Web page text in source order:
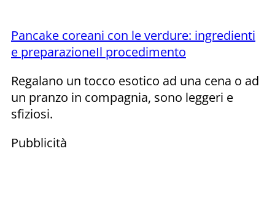
Pancake coreani con le verdure: ingredienti
e preparazioneIl procedimento
Regalano un tocco esotico ad una cena o ad
un pranzo in compagnia, sono leggeri e
sfiziosi.
Pubblicità